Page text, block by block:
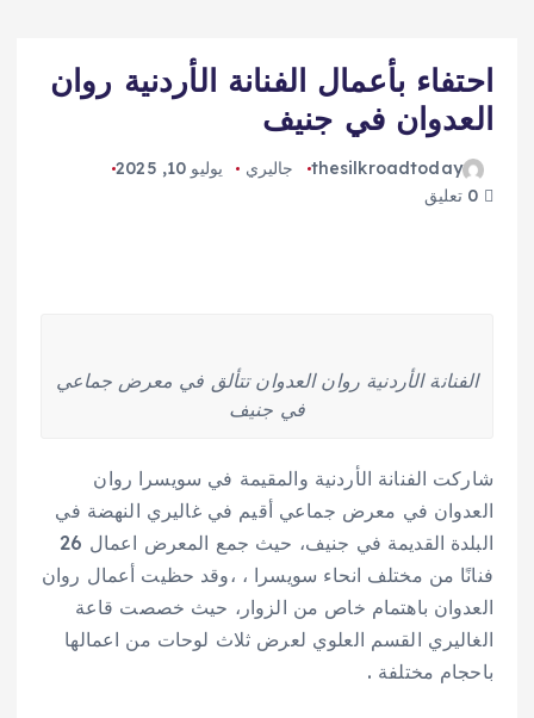
احتفاء بأعمال الفنانة الأردنية روان
العدوان في جنيف
thesilkroadtoday جاليري
يوليو 10, 2025
الفنانة الأردنية روان العدوان تتألق في معرض جماعي
في جنيف
شاركت الفنانة الأردنية والمقيمة في سويسرا روان
العدوان في معرض جماعي أقيم في غاليري النهضة في
البلدة القديمة في جنيف، حيث جمع المعرض اعمال 26
فنانًا من مختلف انحاء سويسرا ، ،وقد حظيت أعمال روان
العدوان باهتمام خاص من الزوار، حيث خصصت قاعة
الغاليري القسم العلوي لعرض ثلاث لوحات من اعمالها
باحجام مختلفة .